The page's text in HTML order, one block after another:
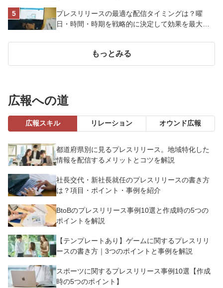
プレスリリースの最適な配信タイミングは？曜
日・時間・時期を戦略的に決定して効果を最大化
もっとみる
広報への道
広報スキル リレーション オウンド広報
都道府県別に見るプレスリリース。地域特化した
情報を配信するメリットとコツを解説
社長交代・新社長就任のプレスリリースの書き方
は？項目・ポイント・事例を紹介
BtoBのプレスリリース事例10選と作成時の5つの
ポイントを解説
【テンプレートあり】ゲームに関するプレスリリ
ースの書き方｜3つのポイントと事例を解説
スポーツに関するプレスリリース事例10選【作成
時の5つのポイント】